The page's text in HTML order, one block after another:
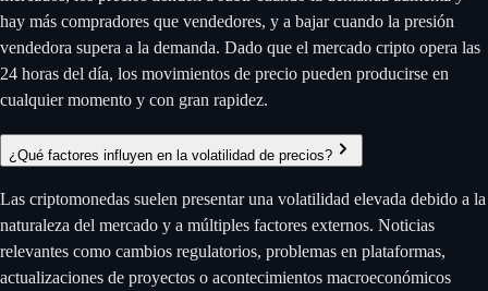
hay más compradores que vendedores, y a bajar cuando la presión
vendedora supera a la demanda. Dado que el mercado cripto opera las
24 horas del día, los movimientos de precio pueden producirse en
cualquier momento y con gran rapidez.
¿Qué factores influyen en la volatilidad de precios?
Las criptomonedas suelen presentar una volatilidad elevada debido a la
naturaleza del mercado y a múltiples factores externos. Noticias
relevantes como cambios regulatorios, problemas en plataformas,
actualizaciones de proyectos o acontecimientos macroeconómicos